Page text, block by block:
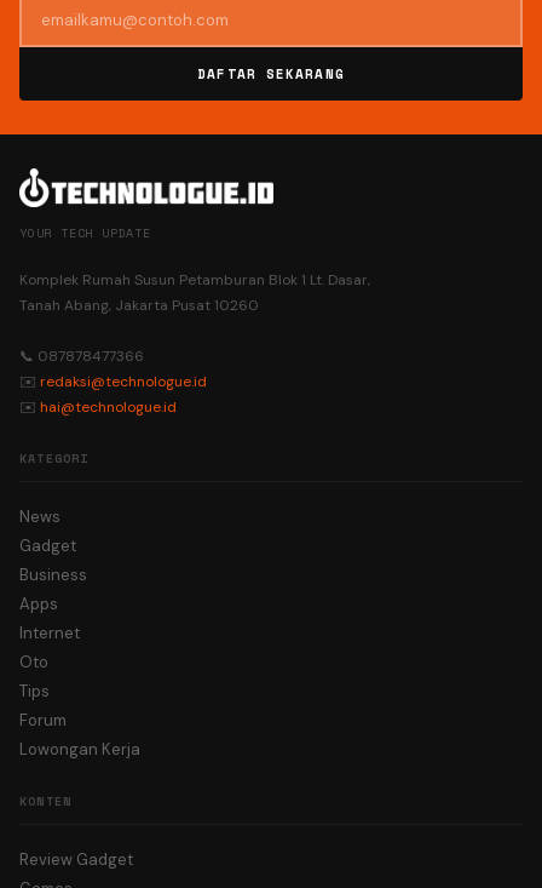
DAFTAR SEKARANG
YOUR TECH UPDATE
Komplek Rumah Susun Petamburan Blok 1 Lt. Dasar,
Tanah Abang, Jakarta Pusat 10260
📞 087878477366
✉️ redaksi@technologue.id
✉️ hai@technologue.id
KATEGORI
News
Gadget
Business
Apps
Internet
Oto
Tips
Forum
Lowongan Kerja
KONTEN
Review Gadget